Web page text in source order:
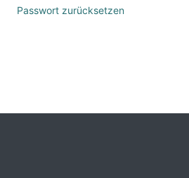
Passwort zurücksetzen